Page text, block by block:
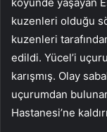
kuzenleri olduğu
kuzenleri
edildi. ​​Yücel’i
karışmış. Olay
uçurumdan
Hastanesi’ne